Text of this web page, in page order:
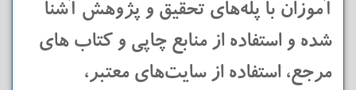
آموزان با پله‌های تحقیق و پژوهش آشنا
شده و استفاده از منابع چاپی و کتاب های
مرجع، استفاده ازسایت‌های معتبر،